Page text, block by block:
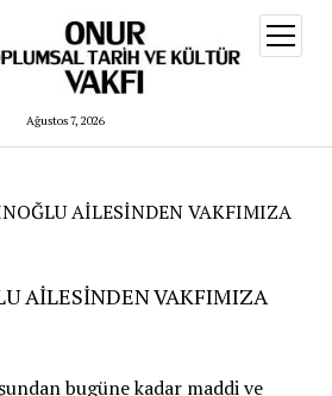
Ağustos 7, 2026
aç
AİLESİNDEN VAKFIMIZA
AİLESİNDEN VAKFIMIZA
bugüne kadar maddi ve